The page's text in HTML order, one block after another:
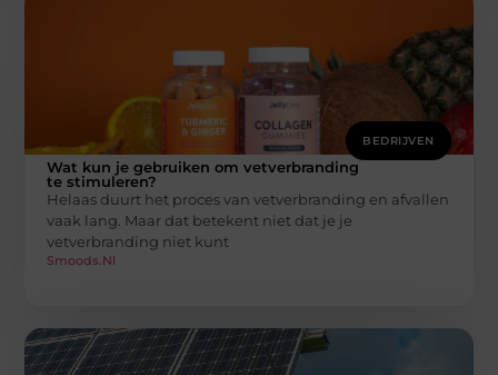
BEDRIJVEN
Wat kun je gebruiken om vetverbranding
te stimuleren?
Helaas duurt het proces van vetverbranding en afvallen
vaak lang. Maar dat betekent niet dat je je
vetverbranding niet kunt
Smoods.nl